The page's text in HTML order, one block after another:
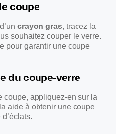
coupe
crayon gras, tracez la
souhaitez couper le verre.
pour garantir une coupe
du coupe-verre
coupe, appliquez-en sur la
aide à obtenir une coupe